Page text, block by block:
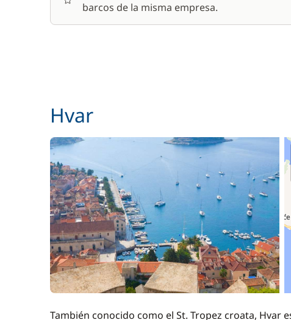
barcos de la misma empresa.
Hvar
También conocido como el St. Tropez croata, Hvar